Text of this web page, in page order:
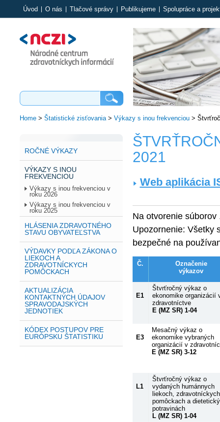
Úvod O nás Tlačové správy Publikujeme Spolupráce a
Home> Štatistické zisťovania> Výkazy s inou frekvenciou>
ROČNÉ VÝKAZY
VÝKAZY S INOU
FREKVENCIOU
Výkazy s inou frekvenciou v
roku 2026
Výkazy s inou frekvenciou v
roku 2025
HLÁSENIA ZDRAVOTNÉHO
STAVU OBYVATEĽSTVA
VÝDAVKY PODĽA ZÁKONA O
LIEKOCH A
ZDRAVOTNÍCKYCH
POMÔCKACH
AKTUALIZÁCIA
KONTAKTNÝCH ÚDAJOV
SPRAVODAJSKÝCH
JEDNOTIEK
KÓDEX POSTUPOV PRE
EURÓPSKU ŠTATISTIKU
2021
Web aplikácia
Na otvorenie
Upozornenie: Všetky
bezpečné na
Č.
Označenie
výkazov
E1
Štvrťročný výkaz o
ekonomike organizácií
zdravotníctve
E (MZ SR) 1-04
E3
Mesačný výkaz o
ekonomike vybraných
organizácií v
E (MZ SR) 3-12
L1
Štvrťročný výkaz o
vydaných humánnych
liekoch, zdravotníckych
pomôckach a
potravinách
L (MZ SR) 1-04